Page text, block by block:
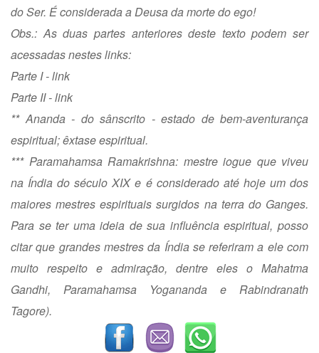
do Ser. É considerada a Deusa da morte do ego!
Obs.: As duas partes anteriores deste texto podem ser
acessadas nestes links:
Parte I -link
Parte II -link
** Ananda - do sânscrito - estado de bem-aventurança
espiritual; êxtase espiritual.
*** Paramahamsa Ramakrishna: mestre iogue que viveu
na Índia do século XIX e é considerado até hoje um dos
maiores mestres espirituais surgidos na terra do Ganges.
Para se ter uma ideia de sua influência espiritual, posso
citar que grandes mestres da Índia se referiram a ele com
muito respeito e admiração, dentre eles o Mahatma
Gandhi, Paramahamsa Yogananda e Rabindranath
Tagore).